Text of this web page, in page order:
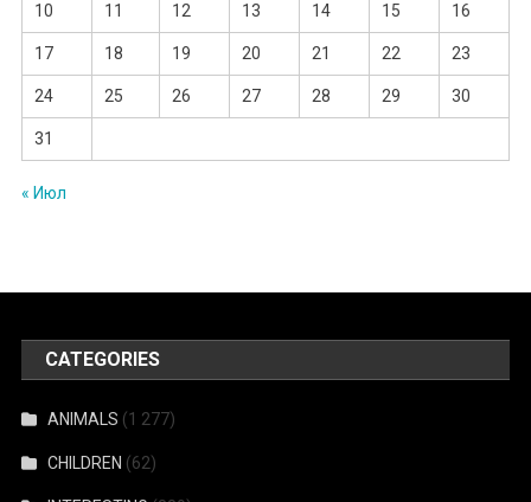
10 11 12 13 14 15 16
17 18 19 20 21 22 23
24 25 26 27 28 29 30
31
« Июл
CATEGORIES
ANIMALS (1 277)
CHILDREN (62)